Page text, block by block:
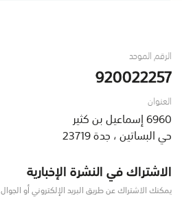
الرقم الموحد
920022257
العنوان
6960 إسماعيل بن كثير
حي البساتين ، جدة 23719
الاشتراك في النشرة الإخبارية
يمكنك الاشتراك عن طريق البريد الإلكتروني أو الجوال